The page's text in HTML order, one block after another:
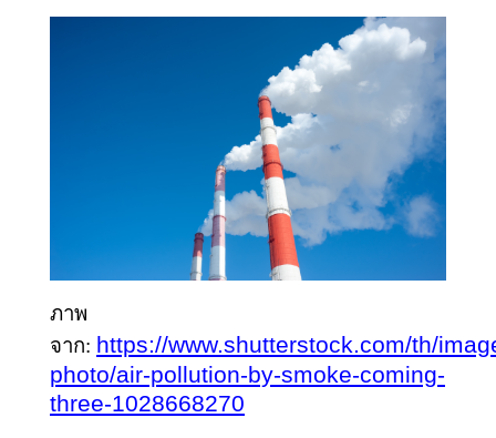
ภาพ
จาก: https://www.shutterstock.com/th/
photo/air-pollution-by-smoke-coming-
three-1028668270